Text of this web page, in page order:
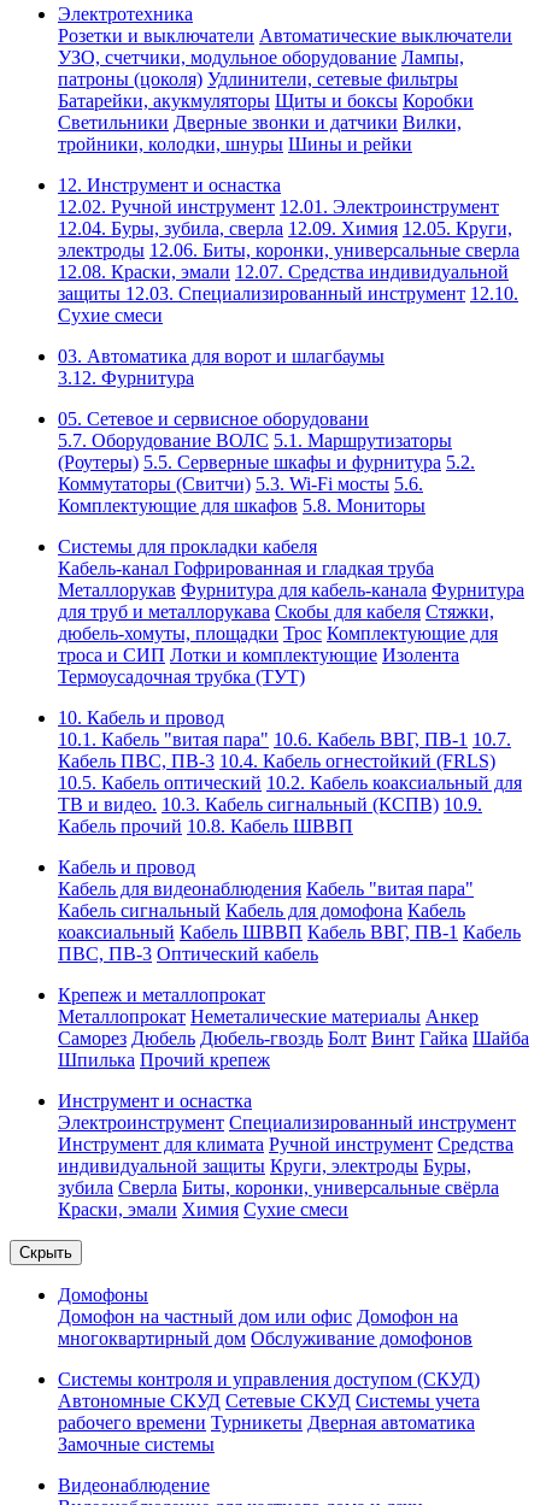
Электротехника
Розетки и выключатели Автоматические выключатели
УЗО, счетчики, модульное оборудование Лампы,
патроны (цоколя) Удлинители, сетевые фильтры
Батарейки, акукмуляторы Щиты и боксы Коробки
Светильники Дверные звонки и датчики Вилки,
тройники, колодки, шнуры Шины и рейки
12. Инструмент и оснастка
12.02. Ручной инструмент 12.01. Электроинструмент
12.04. Буры, зубила, сверла 12.09. Химия 12.05. Круги,
электроды 12.06. Биты, коронки, универсальные сверла
12.08. Краски, эмали 12.07. Средства индивидуальной
защиты 12.03. Специализированный инструмент 12.10.
Сухие смеси
03. Автоматика для ворот и шлагбаумы
3.12. Фурнитура
05. Сетевое и сервисное оборудовани
5.7. Оборудование ВОЛС 5.1. Маршрутизаторы
(Роутеры) 5.5. Серверные шкафы и фурнитура 5.2.
Коммутаторы (Свитчи) 5.3. Wi-Fi мосты 5.6.
Комплектующие для шкафов 5.8. Мониторы
Системы для прокладки кабеля
Кабель-канал Гофрированная и гладкая труба
Металлорукав Фурнитура для кабель-канала Фурнитура
для труб и металлорукава Скобы для кабеля Стяжки,
дюбель-хомуты, площадки Трос Комплектующие для
троса и СИП Лотки и комплектующие Изолента
Термоусадочная трубка (ТУТ)
10. Кабель и провод
10.1. Кабель "витая пара" 10.6. Кабель ВВГ, ПВ-1 10.7.
Кабель ПВС, ПВ-3 10.4. Кабель огнестойкий (FRLS)
10.5. Кабель оптический 10.2. Кабель коаксиальный для
ТВ и видео. 10.3. Кабель сигнальный (КСПВ) 10.9.
Кабель прочий 10.8. Кабель ШВВП
Кабель и провод
Кабель для видеонаблюдения Кабель "витая пара"
Кабель сигнальный Кабель для домофона Кабель
коаксиальный Кабель ШВВП Кабель ВВГ, ПВ-1 Кабель
ПВС, ПВ-3 Оптический кабель
Крепеж и металлопрокат
Металлопрокат Неметалические материалы Анкер
Саморез Дюбель Дюбель-гвоздь Болт Винт Гайка Шайба
Шпилька Прочий крепеж
Инструмент и оснастка
Электроинструмент Специализированный инструмент
Инструмент для климата Ручной инструмент Средства
индивидуальной защиты Круги, электроды Буры,
зубила Сверла Биты, коронки, универсальные свёрла
Краски, эмали Химия Сухие смеси
Скрыть
Домофоны
Домофон на частный дом или офис Домофон на
многоквартирный дом Обслуживание домофонов
Системы контроля и управления доступом (СКУД)
Автономные СКУД Сетевые СКУД Системы учета
рабочего времени Турникеты Дверная автоматика
Замочные системы
Видеонаблюдение